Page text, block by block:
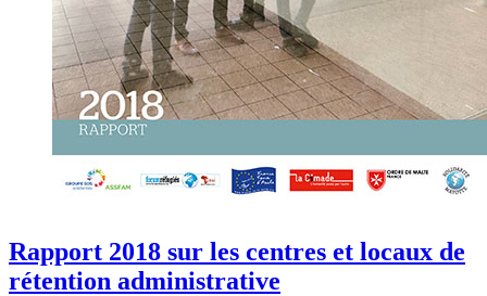
Rapport 2018 sur les centres et locaux de
rétention administrative